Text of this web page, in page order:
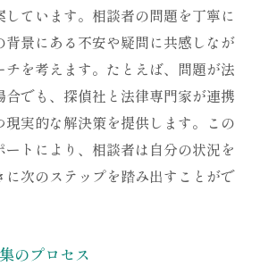
ています。相談者の問題を丁寧に
背景にある不安や疑問に共感しなが
チを考えます。たとえば、問題が法
でも、探偵社と法律専門家が連携
現実的な解決策を提供します。この
ートにより、相談者は自分の状況を
に次のステップを踏み出すことがで
のプロセス